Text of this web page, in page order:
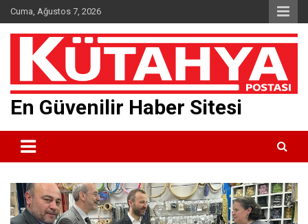
Skip
to
content
Cuma, Ağustos 7, 2026
En Güvenilir Haber Sitesi